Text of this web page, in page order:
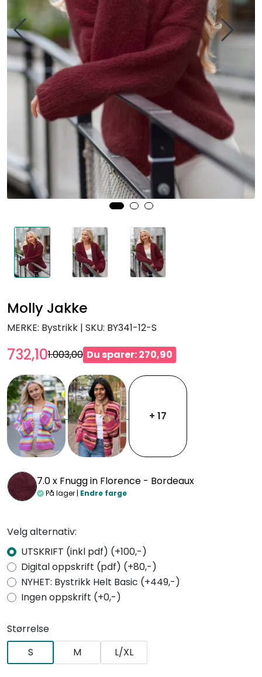
Molly Jakke
MERKE: Bystrikk | SKU: BY341-12-S
732,101.003,00 Du sparer: 270,90
+ 17
7.0 x Fnugg in Florence - Bordeaux
På lager | Endre farge
Velg alternativ:
UTSKRIFT (inkl pdf) (+100,-)
Digital oppskrift (pdf) (+80,-)
NYHET: Bystrikk Helt Basic (+449,-)
Ingen oppskrift (+0,-)
Størrelse
S
M L/XL